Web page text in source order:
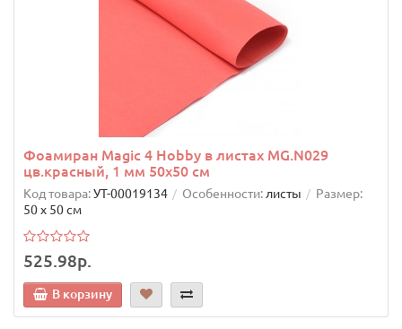
Фоамиран Magic 4 Hobby в листах MG.N029
цв.красный, 1 мм 50х50 см
Код товара:УТ-00019134 Особенности:листы
Размер:
50 х 50 см
525.98р.
В корзину